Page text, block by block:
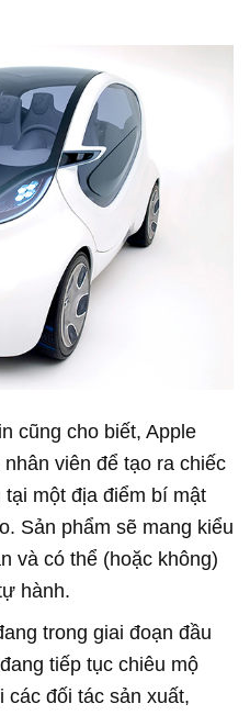
cũng cho biết, Apple
viên để tạo ra chiếc
một địa điểm bí mật
Sản phẩm sẽ mang kiểu
và có thể (hoặc không)
hành.
trong giai đoạn đầu
tiếp tục chiêu mộ
các đối tác sản xuất,